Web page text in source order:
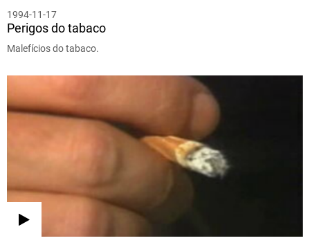
1994-11-17
Perigos do tabaco
Malefícios do tabaco.